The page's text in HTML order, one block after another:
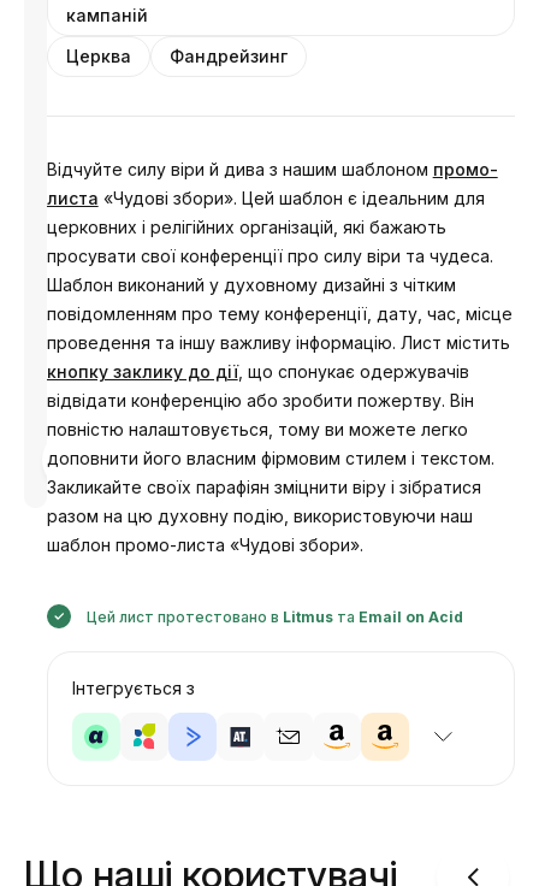
Розроблено
Анастасія
кампаній
Церква
Фандрейзинг
Відчуйте силу віри й дива з нашим шаблоном промо-
листа «Чудові збори». Цей шаблон є ідеальним для
церковних і релігійних організацій, які бажають
просувати свої конференції про силу віри та чудеса.
Шаблон виконаний у духовному дизайні з чітким
повідомленням про тему конференції, дату, час, місце
проведення та іншу важливу інформацію. Лист містить
кнопку заклику до дії, що спонукає одержувачів
відвідати конференцію або зробити пожертву. Він
повністю налаштовується, тому ви можете легко
доповнити його власним фірмовим стилем і текстом.
Закликайте своїх парафіян зміцнити віру і зібратися
разом на цю духовну подію, використовуючи наш
шаблон промо-листа «Чудові збори».
Цей лист протестовано в Litmusта Email on Acid
Інтегрується з
Що наші користувачі